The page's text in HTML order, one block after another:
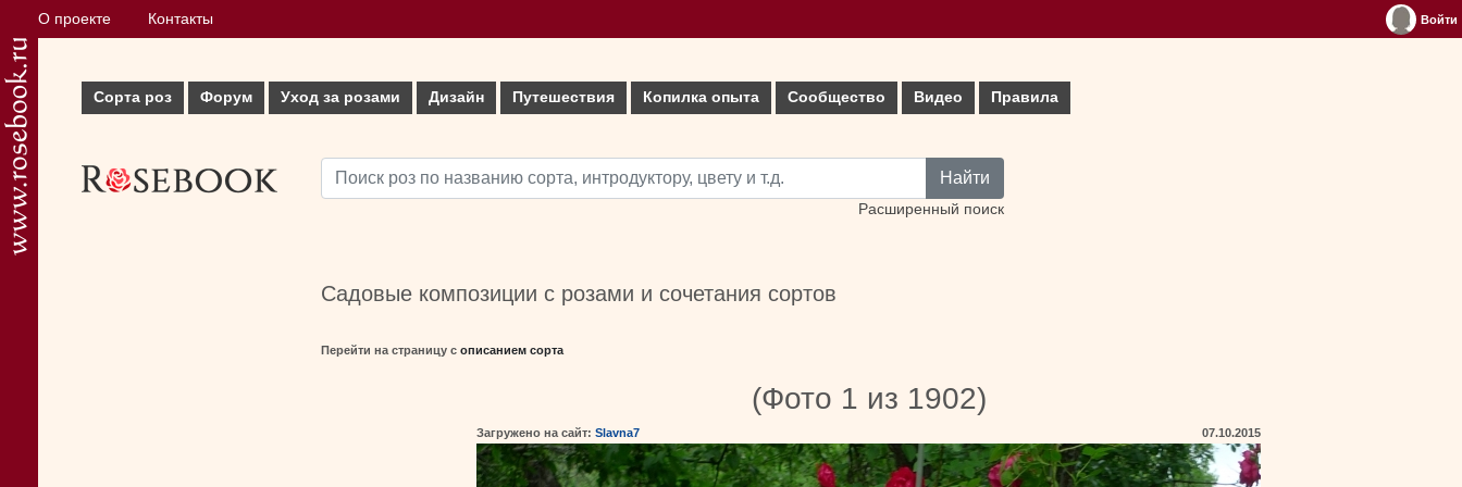
О проекте Контакты Войти
Сорта роз Форум Уход за розами Дизайн Путешествия Копилка опыта Сообщество Видео Правила
Найти
Расширенный поиск
Садовые композиции с розами и сочетания сортов
Перейти на страницу с описанием сорта
(Фото 1 из 1902)
Загружено на сайт: Slavna7 07.10.2015